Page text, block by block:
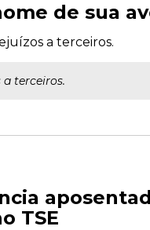
de sua
a terceiros.
terceiros.
TSE